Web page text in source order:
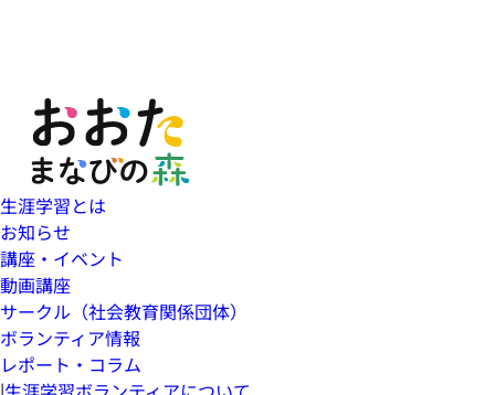
生涯学習とは
お知らせ
講座・イベント
動画講座
サークル（社会教育関係団体）
ボランティア情報
レポート・コラム